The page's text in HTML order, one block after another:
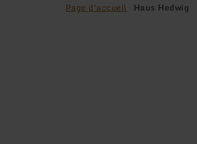
Page d'accueil Haus Hedwig